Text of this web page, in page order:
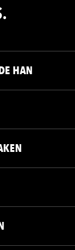
HAN